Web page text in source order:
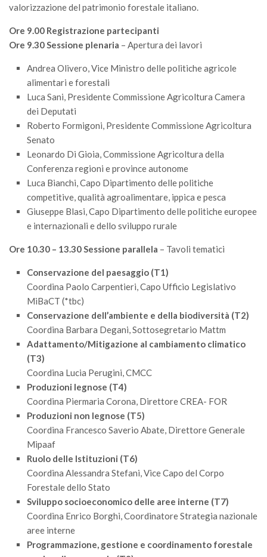
Pagina Congressi
Premi SISEF
XV Congresso (Sassari 2026)
XIV Congresso (Padova 2024)
XIII Congresso (Orvieto 2022)
XII Congresso (Palermo 2019)
XI Congresso (Roma 2017)
X Congresso (Firenze 2015)
IX Congresso (Bolzano 2013)
VIII Congresso (Rende 2011)
VII Congresso (Isernia 2009)
VI Congresso (Arezzo 2007)
III Congresso (Viterbo 2001)
II Congresso (Bologna 1999)
I Congresso (Padova 1997)
Redazione
Pagina Principale
Editoriali
Pillole di Scienze Forestali
Highlights
#FOCUSINCENDI
Cartella Stampa
Comunicati
Infografiche
Video
PDF
valorizzazione del patrimonio forestale italiano.
Ore 9.00 Registrazione partecipanti
Ore 9.30 Sessione plenaria – Apertura dei lavori
Andrea Olivero, Vice Ministro delle politiche agricole
alimentari e forestali
Luca Sani, Presidente Commissione Agricoltura Camera
dei Deputati
Roberto Formigoni, Presidente Commissione Agricoltura
Senato
Leonardo Di Gioia, Commissione Agricoltura della
Conferenza regioni e province autonome
Luca Bianchi, Capo Dipartimento delle politiche
competitive, qualità agroalimentare, ippica e pesca
Giuseppe Blasi, Capo Dipartimento delle politiche europee
e internazionali e dello sviluppo rurale
Ore 10.30 – 13.30 Sessione parallela – Tavoli tematici
Conservazione del paesaggio (T1)
Coordina Paolo Carpentieri, Capo Ufficio Legislativo
MiBaCT (*tbc)
Conservazione dell’ambiente e della biodiversità (T2)
Coordina Barbara Degani, Sottosegretario Mattm
Adattamento/Mitigazione al cambiamento climatico
(T3)
Coordina Lucia Perugini, CMCC
Produzioni legnose (T4)
Coordina Piermaria Corona, Direttore CREA- FOR
Produzioni non legnose (T5)
Coordina Francesco Saverio Abate, Direttore Generale
Mipaaf
Ruolo delle Istituzioni (T6)
Coordina Alessandra Stefani, Vice Capo del Corpo
Forestale dello Stato
Sviluppo socioeconomico delle aree interne (T7)
Coordina Enrico Borghi, Coordinatore Strategia nazionale
aree interne
Programmazione, gestione e coordinamento forestale